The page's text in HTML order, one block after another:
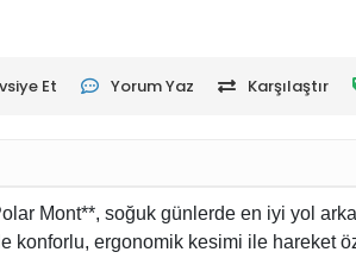
Et Yorum Yaz Karşılaştır
Mont**, soğuk günlerde en iyi yol
konforlu, ergonomik kesimi ile hareket